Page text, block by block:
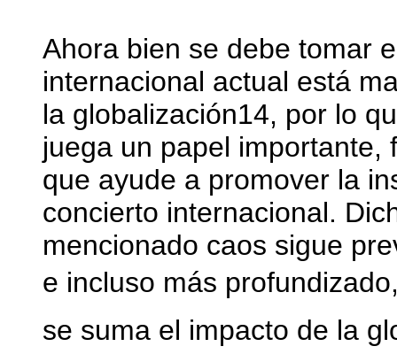
Ahora bien se debe tomar
internacional actual está
la globalización14, por lo
juega un papel importante,
que ayude a promover la
concierto internacional.
mencionado caos sigue
e incluso más
se suma el impacto de la